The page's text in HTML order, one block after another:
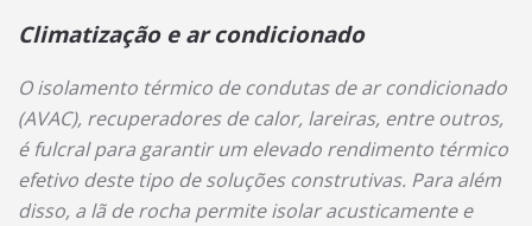
Climatização e ar condicionado
O isolamento térmico de condutas de ar condicionado
(AVAC), recuperadores de calor, lareiras, entre outros,
é fulcral para garantir um elevado rendimento térmico
efetivo deste tipo de soluçõesconstrutivas. Para além
disso, a lã de rocha permite isolar acusticamente e